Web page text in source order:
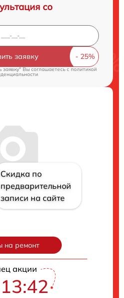
со
заявку
заявку" Вы соглашаетесь cполитикой
Скидка по
предварительной
записи на сайте
на ремонт
акции